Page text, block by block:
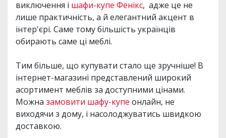
виключення і шафи-купе Фенікс, адже це не
лише практичність, а й елегантний акцент в
інтер'єрі. Саме тому більшість українців
обирають саме ці меблі.
Тим більше, що купувати стало ще зручніше! В
інтернет-магазині представлений широкий
асортимент меблів за доступними цінами.
Можна замовити шафу-купе онлайн, не
виходячи з дому, і насолоджуватись швидкою
доставкою.